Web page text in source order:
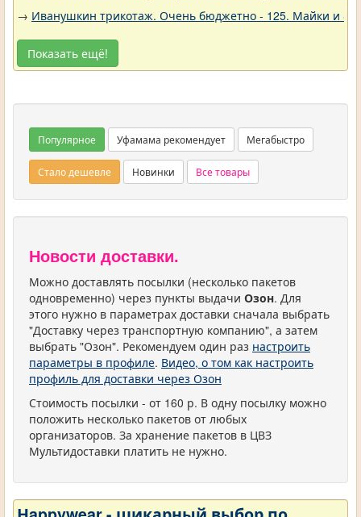
→ Иванушкин трикотаж. Очень бюджетно - 125. Майки и
Показать ещё!
Популярное Уфамама рекомендует Мегабыстро
Стало дешевле Новинки Все товары
Новости доставки.
Можно доставлять посылки (несколько пакетов
одновременно) через пункты выдачи Озон. Для
этого нужно в параметрах доставки сначала выбрать
"Доставку через транспортную компанию", а затем
выбрать "Озон". Рекомендуем один раз настроить
параметры в профиле. Видео, о том как настроить
профиль для доставки через Озон
Стоимость посылки - от 160 р. В одну посылку можно
положить несколько пакетов от любых
организаторов. За хранение пакетов в ЦВЗ
Мультидоставки платить не нужно.